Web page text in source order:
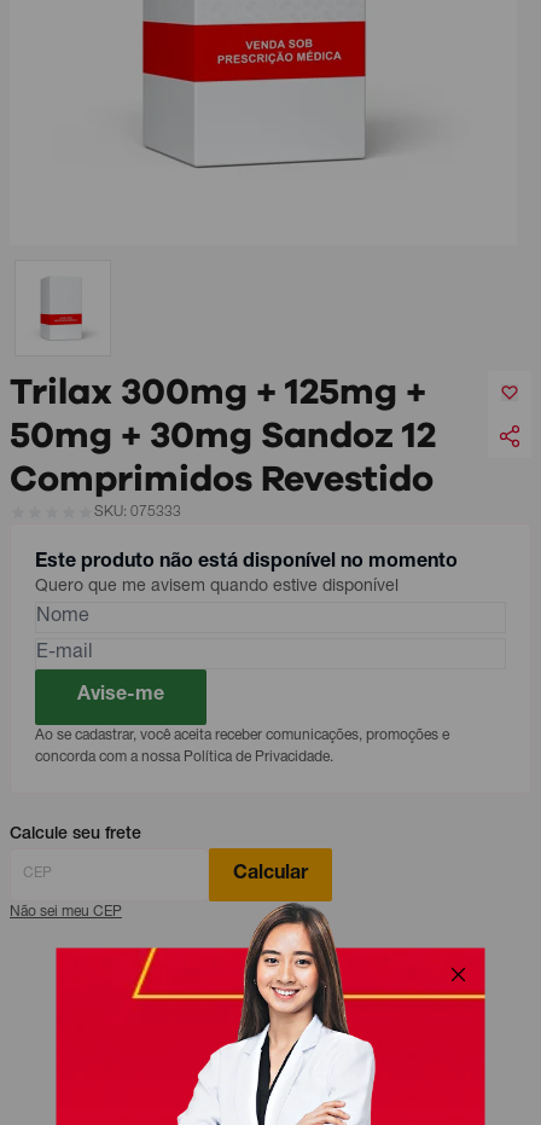
Trilax 300mg + 125mg +
50mg + 30mg Sandoz 12
Comprimidos Revestido
SKU: 075333
Este produto não está disponível no momento
Quero que me avisem quando estive disponível
Avise-me
Ao se cadastrar, você aceita receber comunicações, promoções e
concorda com a nossa Política de Privacidade.
Calcule seu frete
Calcular
Não sei meu CEP